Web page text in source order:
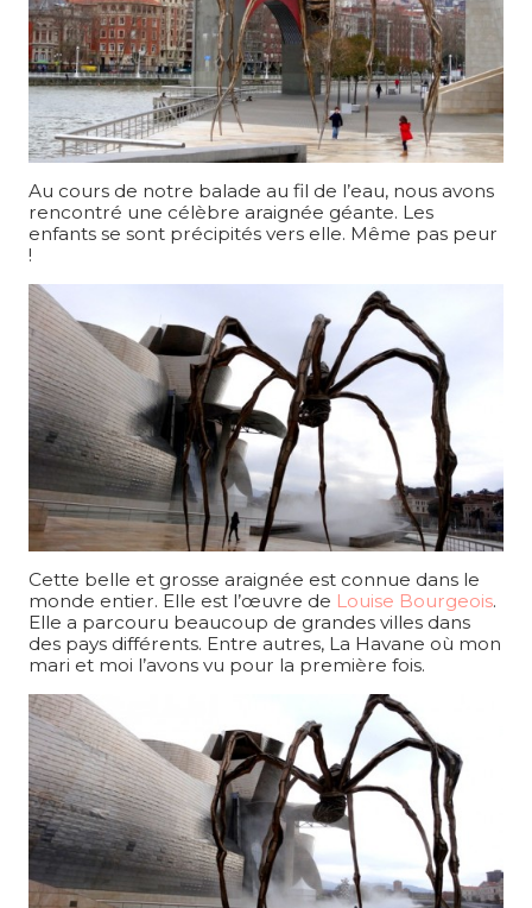
Au cours de notre balade au fil de l’eau, nous avons
rencontré une célèbre araignée géante. Les
enfants se sont précipités vers elle. Même pas peur
!
Cette belle et grosse araignée est connue dans le
monde entier. Elle est l’œuvre de Louise Bourgeois.
Elle a parcouru beaucoup de grandes villes dans
des pays différents. Entre autres, La Havane où mon
mari et moi l’avons vu pour la première fois.